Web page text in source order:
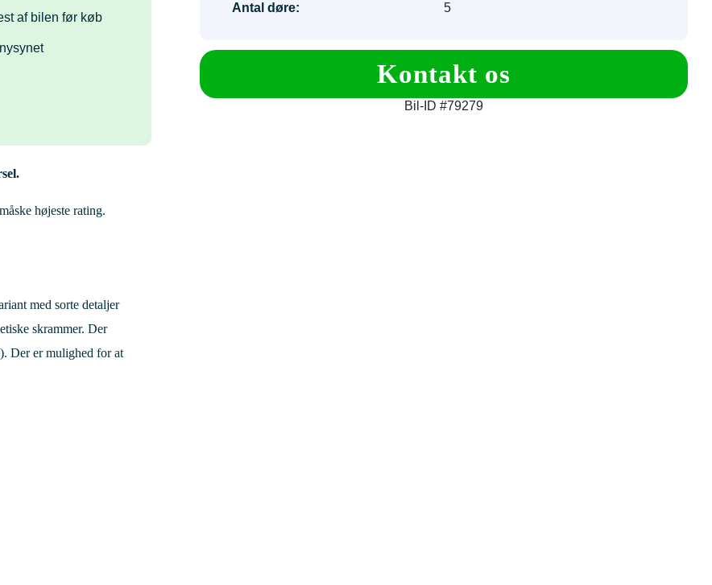
af bilen før køb
højeste rating.
med sorte detaljer
skrammer. Der
Der er mulighed for at
Antal døre:
5
Kontakt os
Bil-ID #79279